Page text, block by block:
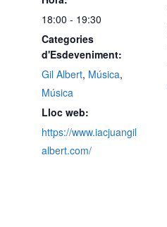
18:00 - 19:30
Categories
d'Esdeveniment:
Gil Albert, Música,
Música
Lloc web:
https://www.iacjuangil
albert.com/